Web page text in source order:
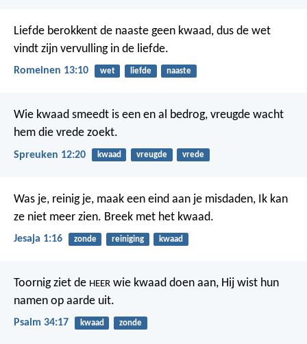
Liefde berokkent de naaste geen kwaad, dus de wet
vindt zijn vervulling in de liefde.
Romeinen 13:10 wet liefde naaste
Wie kwaad smeedt is een en al bedrog, vreugde wacht
hem die vrede zoekt.
Spreuken 12:20 kwaad vreugde vrede
Was je, reinig je, maak een eind aan je misdaden, Ik kan
ze niet meer zien. Breek met het kwaad.
Jesaja 1:16 zonde reiniging kwaad
Toornig ziet de HEER wie kwaad doen aan, Hij wist hun
namen op aarde uit.
Psalm 34:17 kwaad zonde